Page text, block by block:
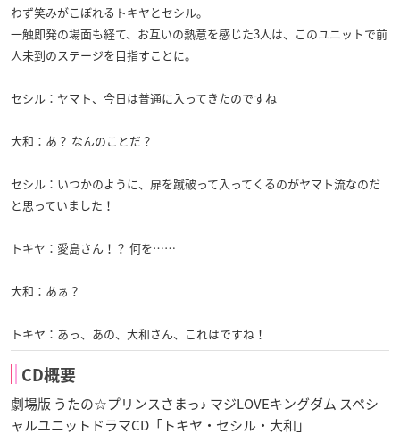
わず笑みがこぼれるトキヤとセシル。
一触即発の場面も経て、お互いの熱意を感じた3人は、このユニットで前
人未到のステージを目指すことに。
セシル：ヤマト、今日は普通に入ってきたのですね
大和：あ？ なんのことだ？
セシル：いつかのように、扉を蹴破って入ってくるのがヤマト流なのだ
と思っていました！
トキヤ：愛島さん！？ 何を……
大和：あぁ？
トキヤ：あっ、あの、大和さん、これはですね！
CD概要
劇場版 うたの☆プリンスさまっ♪ マジLOVEキングダム スペシ
ャルユニットドラマCD「トキヤ・セシル・大和」